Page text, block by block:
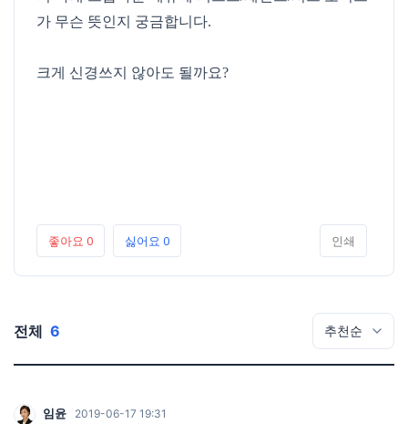
가 무슨 뜻인지 궁금합니다.
크게 신경쓰지 않아도 될까요?
좋아요 0 싫어요 0 인쇄
전체 6
임윤 2019-06-17 19:31